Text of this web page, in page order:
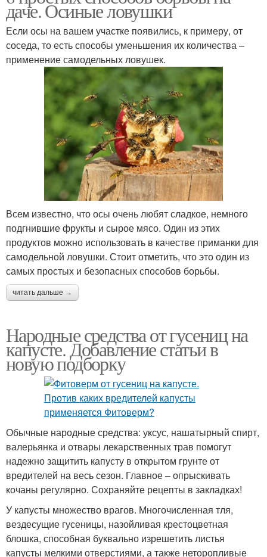
даче. Осиные ловушки
Если осы на вашем участке появились, к примеру, от
соседа, то есть способы уменьшения их количества –
применение самодельных ловушек.
Всем известно, что осы очень любят сладкое, немного
подгнившие фрукты и сырое мясо. Один из этих
продуктов можно использовать в качестве приманки для
самодельной ловушки. Стоит отметить, что это один из
самых простых и безопасных способов борьбы.
читать дальше →
Народные средства от гусениц на
капусте. Добавление статьи в
новую подборку
Обычные народные средства: уксус, нашатырный спирт,
валерьянка и отвары лекарственных трав помогут
надежно защитить капусту в открытом грунте от
вредителей на весь сезон. Главное – опрыскивать
кочаны регулярно. Сохраняйте рецепты в закладках!
У капусты множество врагов. Многочисленная тля,
вездесущие гусеницы, назойливая крестоцветная
блошка, способная буквально изрешетить листья
капусты мелкими отверстиями, а также неторопливые